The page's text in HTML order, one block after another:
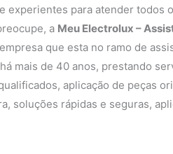
experientes para atender todos
a Meu Electrolux –
que esta no ramo de
mais de 40 anos, prestando
aplicação de peças
soluções rápidas e seguras,